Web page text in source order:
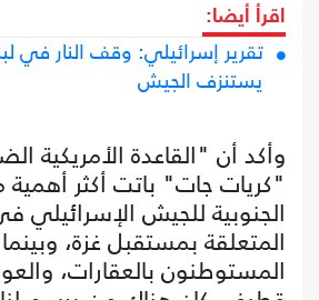
اقرأ أيضا:
تقرير إسرائيلي: وقف النار في
يستنزف الجيش
وأكد أن "القاعدة الأمريكية
"كريات جات" باتت أكثر أهمية
الجنوبية للجيش الإسرائيلي
المتعلقة بمستقبل غزة،
المستوطنون بالعقارات،